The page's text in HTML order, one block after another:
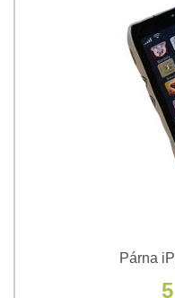
Párna